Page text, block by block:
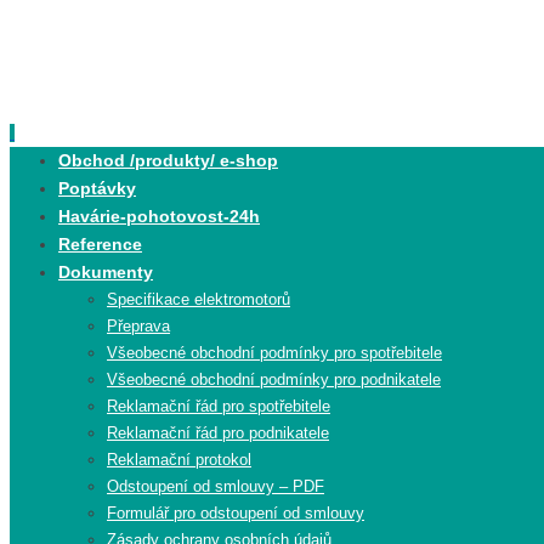
content
Obchod /produkty/ e-shop
Poptávky
Havárie-pohotovost-24h
Reference
Dokumenty
Specifikace elektromotorů
Přeprava
Všeobecné obchodní podmínky pro spotřebitele
Všeobecné obchodní podmínky pro podnikatele
Reklamační řád pro spotřebitele
Reklamační řád pro podnikatele
Reklamační protokol
Odstoupení od smlouvy – PDF
Formulář pro odstoupení od smlouvy
Zásady ochrany osobních údajů